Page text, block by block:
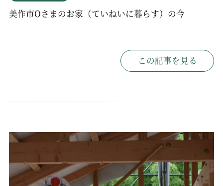
美作市Oさまのお家（ていねいに暮らす）の今
この記事を見る